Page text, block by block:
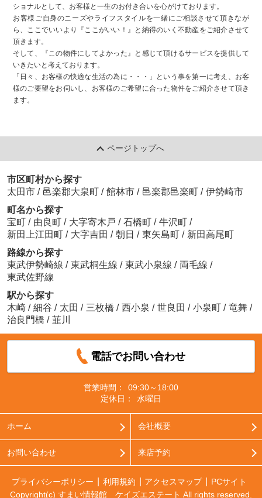
ショナルとして、お客様と一生のお付き合いを心がけております。
お客様ご自身のニーズやライフスタイルを一緒にご相談させて頂きなが
ら、ここでいいより『ここがいい！』と納得のいく不動産をご紹介させて
頂きます。
そして、『この物件にしてよかった』と感じて頂けるサービスを提供して
いきたいと考えております。
「日々、お客様の快適な生活の為に・・・」という事を第一に考え、お客
様のご要望をお伺いし、お客様のご希望に合った物件をご紹介させて頂き
ます。
ページトップへ
市区町村から探す
太田市 / 邑楽郡大泉町 / 館林市 / 邑楽郡邑楽町 / 伊勢崎市
町名から探す
宝町 / 由良町 / 大字寄木戸 / 石橋町 / 牛沢町 /
新田上江田町 / 大字吉田 / 朝日 / 東矢島町 / 新田高尾町
路線から探す
東武伊勢崎線 / 東武桐生線 / 東武小泉線 / 両毛線 /
東武佐野線
駅から探す
木崎 / 細谷 / 太田 / 三枚橋 / 西小泉 / 世良田 / 小泉町 / 竜舞 /
治良門橋 / 韮川
電話でお問い合わせ
営業時間：
09:30～18:00
定休日：
水曜日
ホーム 会社概要
お問い合わせ 来店予約
プライバシーポリシー 利用規約 アクセスマップ
PCサイト
Copyright(c) すまい情報館 ケイズエステート All rights reserved.